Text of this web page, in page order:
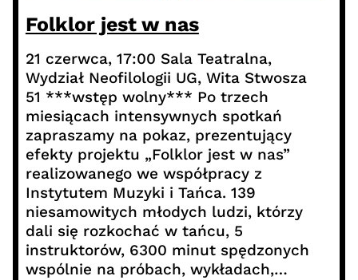
Folklor jest w nas
21 czerwca, 17:00 Sala Teatralna,
Wydział Neofilologii UG, Wita Stwosza
51 ***wstęp wolny*** Po trzech
miesiącach intensywnych spotkań
zapraszamy na pokaz, prezentujący
efekty projektu „Folklor jest w nas”
realizowanego we współpracy z
Instytutem Muzyki i Tańca. 139
niesamowitych młodych ludzi, którzy
dali się rozkochać w tańcu, 5
instruktorów, 6300 minut spędzonych
wspólnie na próbach, wykładach,…